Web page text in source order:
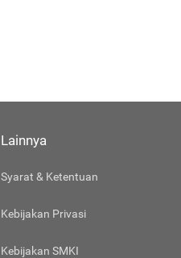
Lainnya
Syarat & Ketentuan
Kebijakan Privasi
Kebijakan SMKI